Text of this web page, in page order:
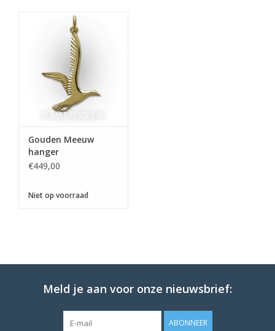
Gouden Meeuw
hanger
€449,00
Niet op voorraad
Meld je aan voor onze nieuwsbrief:
ABONNEER